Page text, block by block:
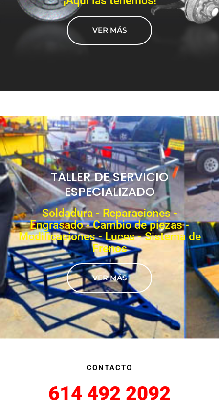
VER MÁS
TALLER DE SERVICIO
ESPECIALIZADO
Soldadura - Reparaciones -
Engrasado - Cambio de piezas -
Modificaciones - Luces - Sistema de
Frenos
VER MÁS
CONTACTO
614 492 2092